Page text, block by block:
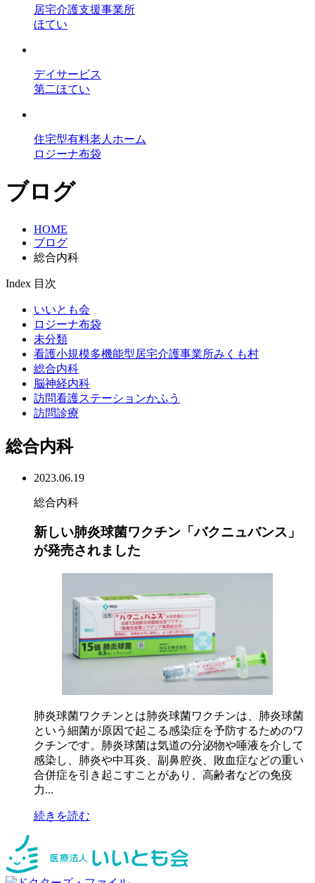
居宅介護支援事業所
ほてい
デイサービス
第二ほてい
住宅型有料老人ホーム
ロジーナ布袋
ブログ
HOME
ブログ
総合内科
Index 目次
いいとも会
ロジーナ布袋
未分類
看護小規模多機能型居宅介護事業所みくも村
総合内科
脳神経内科
訪問看護ステーションかふう
訪問診療
総合内科
2023.06.19
総合内科
新しい肺炎球菌ワクチン「バクニュバンス」
が発売されました
肺炎球菌ワクチンとは肺炎球菌ワクチンは、肺炎球菌
という細菌が原因で起こる感染症を予防するためのワ
クチンです。肺炎球菌は気道の分泌物や唾液を介して
感染し、肺炎や中耳炎、副鼻腔炎、敗血症などの重い
合併症を引き起こすことがあり、高齢者などの免疫
力...
続きを読む